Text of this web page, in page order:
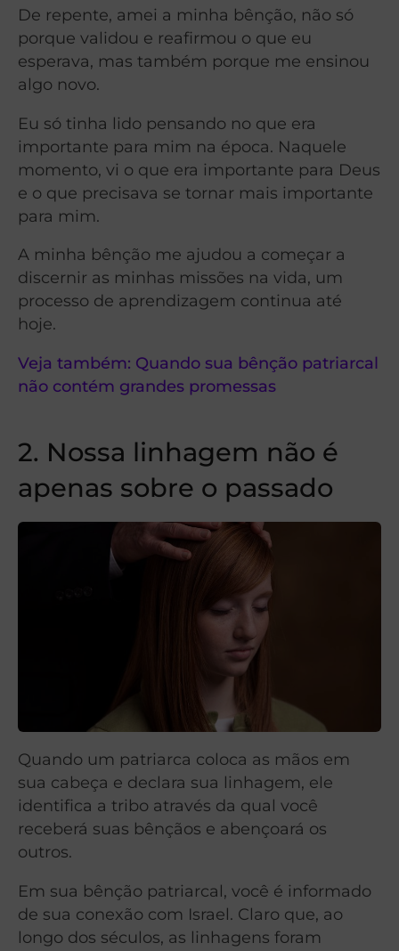
De repente, amei a minha bênção, não só
porque validou e reafirmou o que eu
esperava, mas também porque me ensinou
algo novo.
Eu só tinha lido pensando no que era
importante para mim na época. Naquele
momento, vi o que era importante para Deus
e o que precisava se tornar mais importante
para mim.
A minha bênção me ajudou a começar a
discernir as minhas missões na vida, um
processo de aprendizagem continua até
hoje.
Veja também: Quando sua bênção patriarcal
não contém grandes promessas
2. Nossa linhagem não é
apenas sobre o passado
Quando um patriarca coloca as mãos em
sua cabeça e declara sua linhagem, ele
identifica a tribo através da qual você
receberá suas bênçãos e abençoará os
outros.
Em sua bênção patriarcal, você é informado
de sua conexão com Israel. Claro que, ao
longo dos séculos, as linhagens foram